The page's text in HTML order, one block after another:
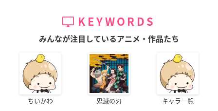
KEYWORDS
みんなが注目しているアニメ・作品たち
ちいかわ 鬼滅の刃 キャラ一覧